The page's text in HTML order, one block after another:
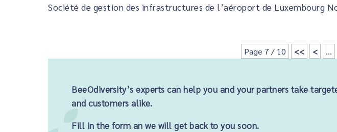
Société de gestion des infrastructures de l’aéroport de Luxembourg
Page 7 / 10 << < ...
BeeOdiversity’s experts can help you and your partners take
and customers alike.
Fill in the form an we will get back to you soon.